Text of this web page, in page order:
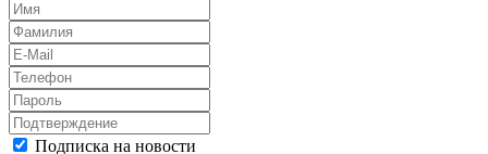
Подписка на новости